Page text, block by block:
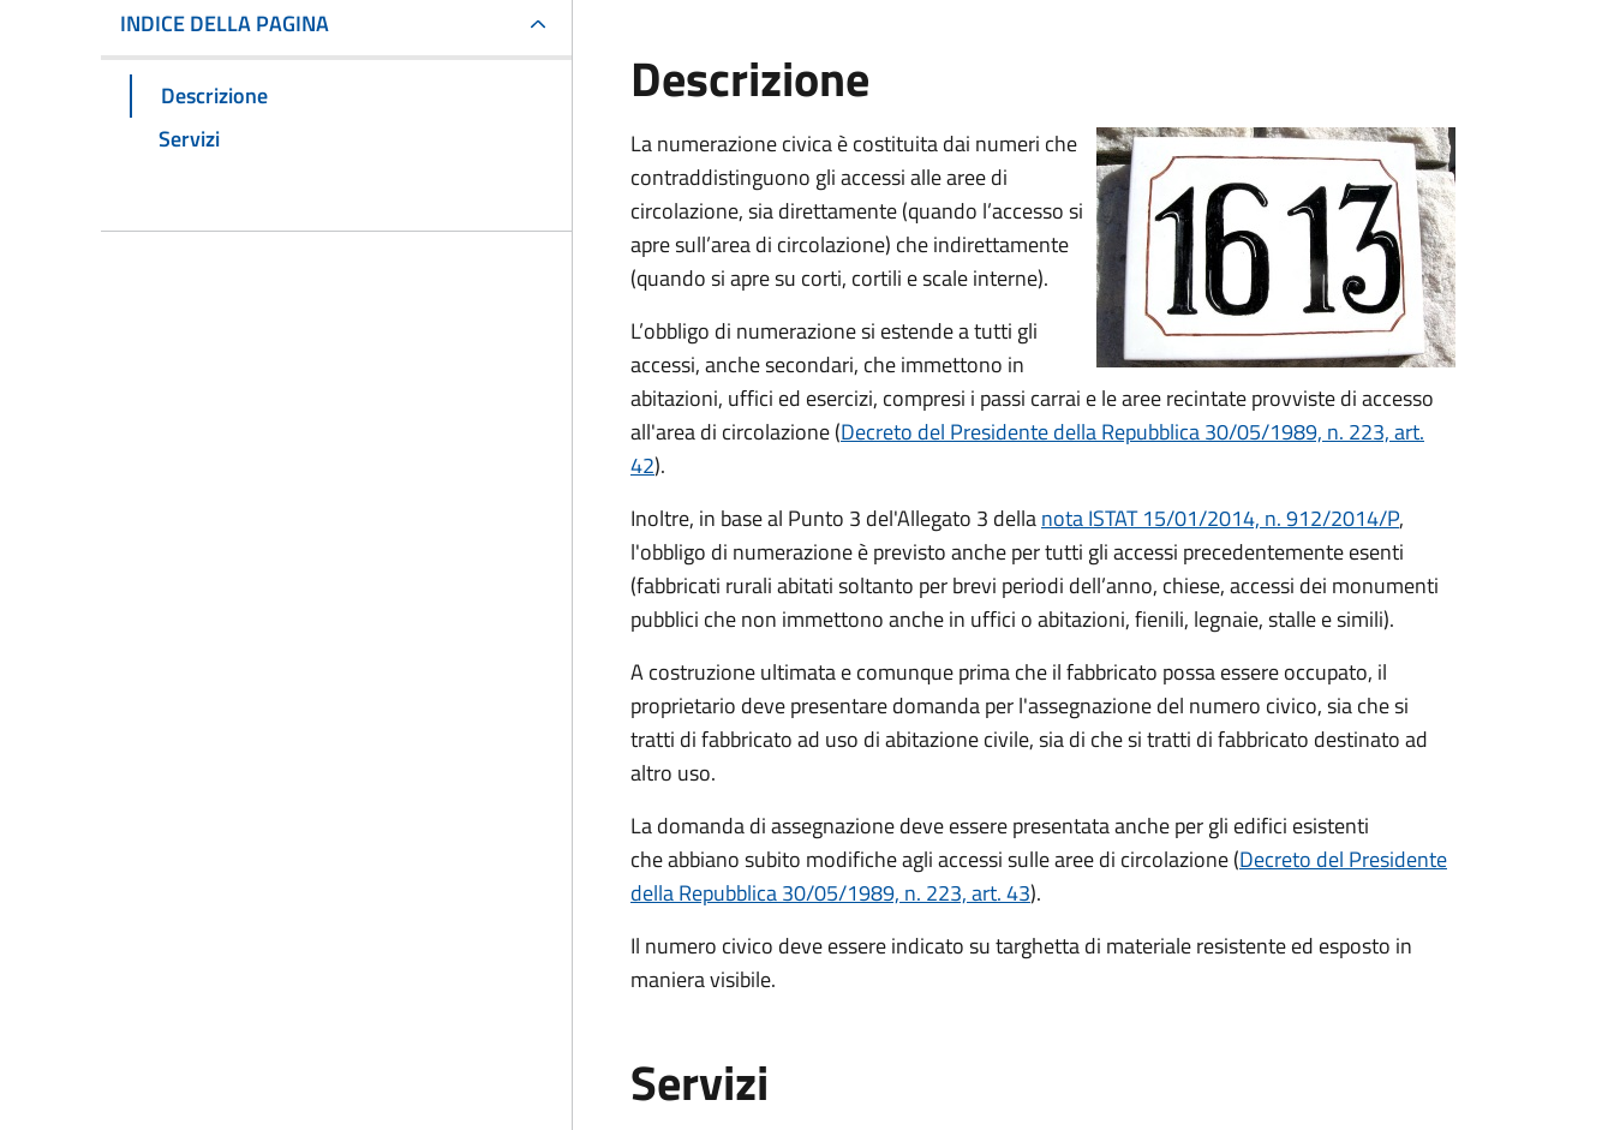
INDICE DELLA PAGINA
Descrizione
Servizi
Descrizione
La numerazione civica è costituita dai numeri che
contraddistinguono gli accessi alle aree di
circolazione, sia direttamente (quando l’accesso si
apre sull’area di circolazione) che indirettamente
(quando si apre su corti, cortili e scale interne).
L’obbligo di numerazione si estende a tutti gli
accessi, anche secondari, che immettono in
abitazioni, uffici ed esercizi, compresi i passi carrai e le aree recintate provviste di accesso
all'area di circolazione (Decreto del Presidente della Repubblica 30/05/1989, n. 223, art.
42).
Inoltre, in base al Punto 3 del'Allegato 3 dellanota ISTAT 15/01/2014, n. 912/2014/P,
l'obbligo di numerazione è previsto anche per tutti gli accessi precedentemente esenti
(fabbricati rurali abitati soltanto per brevi periodi dell’anno, chiese, accessi dei monumenti
pubblici che non immettono anche in uffici o abitazioni, fienili, legnaie, stalle e simili).
A costruzione ultimata e comunque prima che il fabbricato possa essere occupato, il
proprietario deve presentare domanda per l'assegnazione del numero civico, sia che si
tratti di fabbricato ad uso di abitazione civile, sia di che si tratti di fabbricato destinato ad
altro uso.
La domanda di assegnazione deve essere presentata anche per gli edifici esistenti
che abbiano subito modifiche agli accessi sulle aree di circolazione (Decreto del Presidente
della Repubblica 30/05/1989, n. 223, art. 43).
Il numero civico deve essere indicato su targhetta di materiale resistente ed esposto in
maniera visibile.
Servizi